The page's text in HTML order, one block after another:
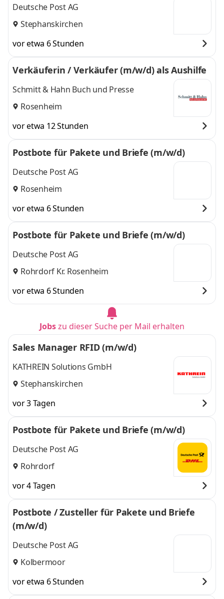
Deutsche Post AG
Stephanskirchen
vor etwa 6 Stunden
Verkäuferin / Verkäufer (m/w/d) als Aushilfe
Schmitt & Hahn Buch und Presse
Rosenheim
vor etwa 12 Stunden
Postbote für Pakete und Briefe (m/w/d)
Deutsche Post AG
Rosenheim
vor etwa 6 Stunden
Postbote für Pakete und Briefe (m/w/d)
Deutsche Post AG
Rohrdorf Kr. Rosenheim
vor etwa 6 Stunden
Jobszu dieser Suche per Mail erhalten
Sales Manager RFID (m/w/d)
KATHREIN Solutions GmbH
Stephanskirchen
vor 3 Tagen
Postbote für Pakete und Briefe (m/w/d)
Deutsche Post AG
Rohrdorf
vor 4 Tagen
Postbote / Zusteller für Pakete und Briefe
(m/w/d)
Deutsche Post AG
Kolbermoor
vor etwa 6 Stunden